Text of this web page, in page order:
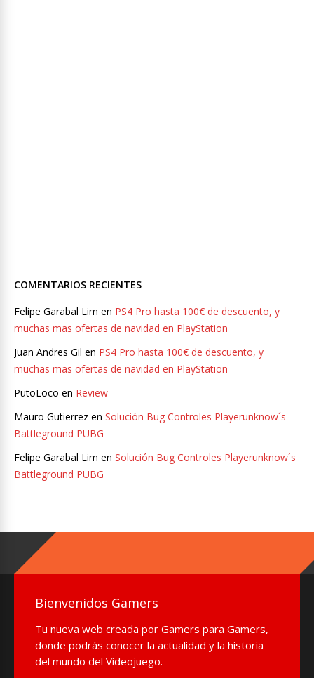
COMENTARIOS RECIENTES
Felipe Garabal Lim en PS4 Pro hasta 100€ de descuento, y
muchas mas ofertas de navidad en PlayStation
Juan Andres Gil en PS4 Pro hasta 100€ de descuento, y
muchas mas ofertas de navidad en PlayStation
PutoLoco en Review
Mauro Gutierrez en Solución Bug Controles Playerunknow´s
Battleground PUBG
Felipe Garabal Lim en Solución Bug Controles Playerunknow´s
Battleground PUBG
Bienvenidos Gamers
Tu nueva web creada por Gamers para Gamers,
donde podrás conocer la actualidad y la historia
del mundo del Videojuego.